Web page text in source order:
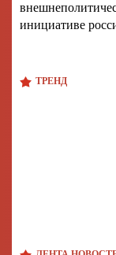
инициативе
ТРЕНД